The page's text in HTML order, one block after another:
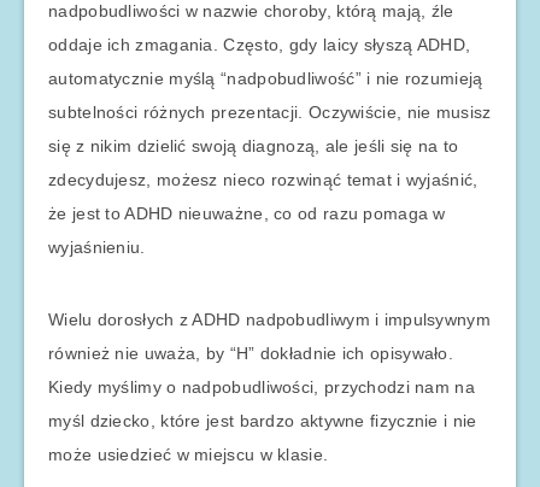
nadpobudliwości w nazwie choroby, którą mają, źle
oddaje ich zmagania. Często, gdy laicy słyszą ADHD,
automatycznie myślą “nadpobudliwość” i nie rozumieją
subtelności różnych prezentacji. Oczywiście, nie musisz
się z nikim dzielić swoją diagnozą, ale jeśli się na to
zdecydujesz, możesz nieco rozwinąć temat i wyjaśnić,
że jest to ADHD nieuważne, co od razu pomaga w
wyjaśnieniu.
Wielu dorosłych z ADHD nadpobudliwym i impulsywnym
również nie uważa, by “H” dokładnie ich opisywało.
Kiedy myślimy o nadpobudliwości, przychodzi nam na
myśl dziecko, które jest bardzo aktywne fizycznie i nie
może usiedzieć w miejscu w klasie.